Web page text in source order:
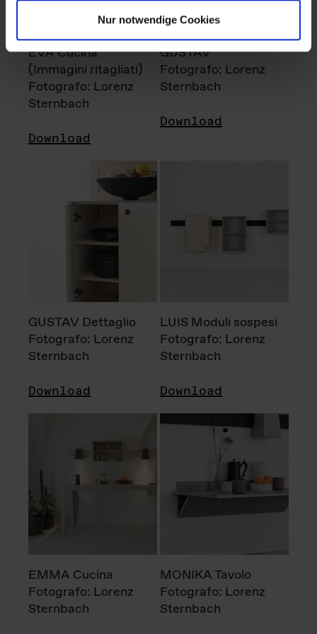
Nur notwendige Cookies
EVA Cucina
(Immagini ritagliati)
Fotografo: Lorenz
Sternbach
Download
GUSTAV
Fotografo: Lorenz
Sternbach
Download
GUSTAV Dettaglio
Fotografo: Lorenz
Sternbach
Download
LUIS Moduli sospesi
Fotografo: Lorenz
Sternbach
Download
EMMA Cucina
Fotografo: Lorenz
Sternbach
MONIKA Tavolo
Fotografo: Lorenz
Sternbach